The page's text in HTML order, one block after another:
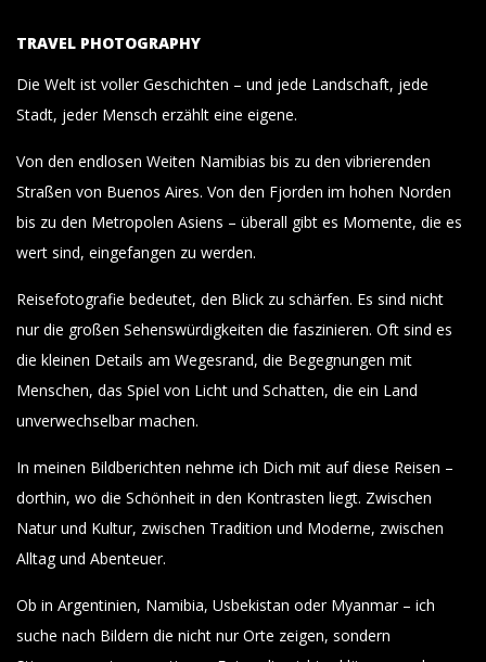
TRAVEL PHOTOGRAPHY
Die Welt ist voller Geschichten – und jede Landschaft, jede
Stadt, jeder Mensch erzählt eine eigene.
Von den endlosen Weiten Namibias bis zu den vibrierenden
Straßen von Buenos Aires. Von den Fjorden im hohen Norden
bis zu den Metropolen Asiens – überall gibt es Momente, die es
wert sind, eingefangen zu werden.
Reisefotografie bedeutet, den Blick zu schärfen. Es sind nicht
nur die großen Sehenswürdigkeiten die faszinieren. Oft sind es
die kleinen Details am Wegesrand, die Begegnungen mit
Menschen, das Spiel von Licht und Schatten, die ein Land
unverwechselbar machen.
In meinen Bildberichten nehme ich Dich mit auf diese Reisen –
dorthin, wo die Schönheit in den Kontrasten liegt. Zwischen
Natur und Kultur, zwischen Tradition und Moderne, zwischen
Alltag und Abenteuer.
Ob in Argentinien, Namibia, Usbekistan oder Myanmar – ich
suche nach Bildern die nicht nur Orte zeigen, sondern